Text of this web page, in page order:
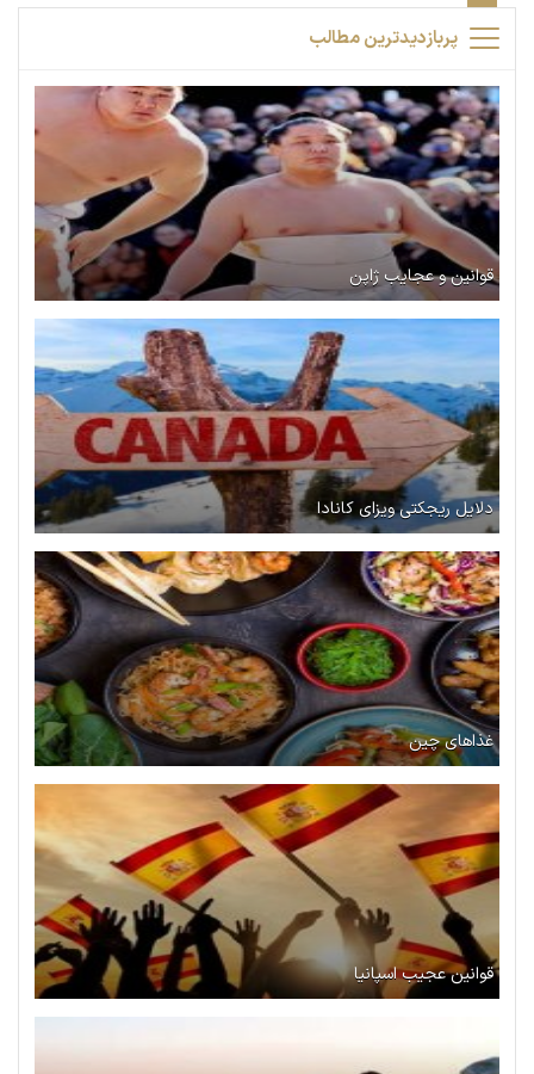
پربازدیدترین مطالب
قوانین و عجایب ژاپن
دلایل ریجکتی ویزای کانادا
غذاهای چین
قوانین عجیب اسپانیا